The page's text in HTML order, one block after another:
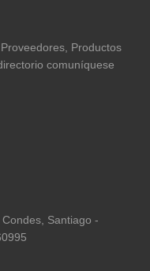
Productos
comuníquese
Santiago -